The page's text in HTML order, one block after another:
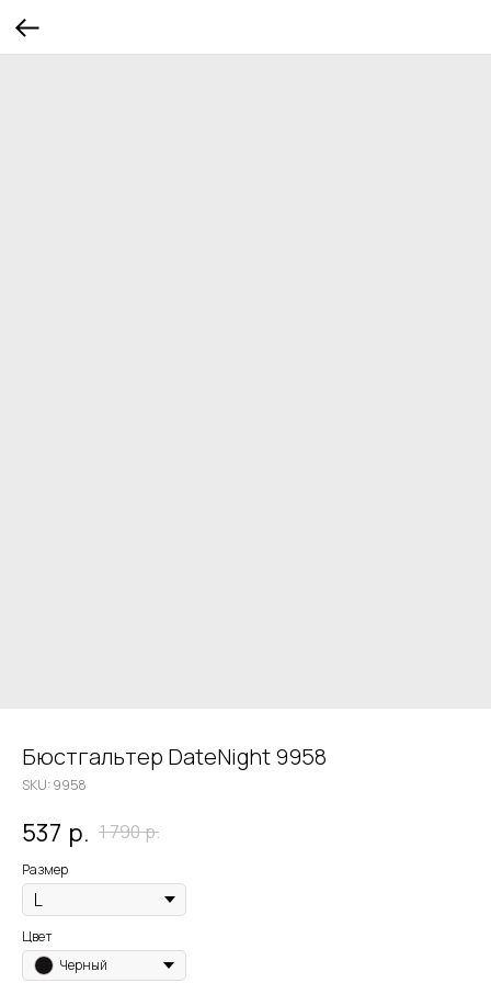
Бюстгальтер DateNight 9958
SKU: 9958
537 р. 1 790р.
Размер
Цвет
Черный